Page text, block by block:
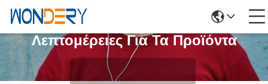
Λεπτομέρειες Για Τα Προϊόντα